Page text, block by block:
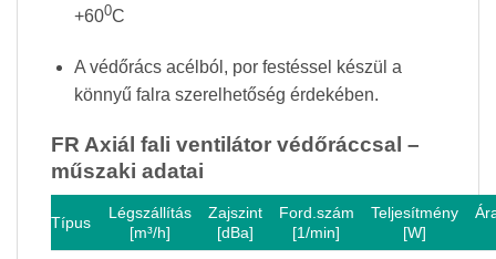
+600C
A védőrács acélból , por festéssel készül a
könnyű falra szerelhetőség érdekében.
FR Axiál fali ventilátor védőráccsal –
műszaki adatai
Típus
Légszállítás
[m³/h]
Zajszint
[dBa]
Ford.szám
[1/min]
Teljesítmény
[W]